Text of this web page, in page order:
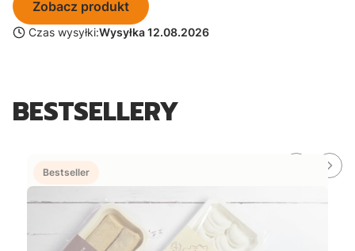
Zobacz produkt
Czas wysyłki:Wysyłka 12.08.2026
BESTSELLERY
Bestseller